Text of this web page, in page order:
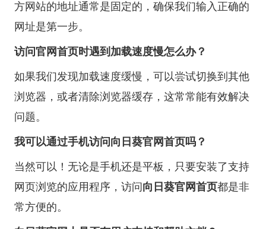
方网站的地址通常是固定的，确保我们输入正确的
网址是第一步。
访问官网首页时遇到加载速度慢怎么办？
如果我们发现加载速度缓慢，可以尝试切换到其他
浏览器，或者清除浏览器缓存，这常常能有效解决
问题。
我可以通过手机访问向日葵官网首页吗？
当然可以！无论是手机还是平板，只要安装了支持
网页浏览的应用程序，访问 向日葵官网首页都是非
常方便的。